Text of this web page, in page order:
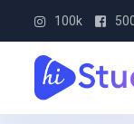
100k